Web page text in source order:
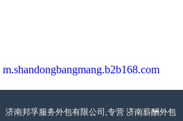
m.shandongbangmang.b2b168.com
济南邦孚服务外包有限公司,专营 济南薪酬外包